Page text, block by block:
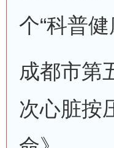
个“科普
成都市第
次心脏按